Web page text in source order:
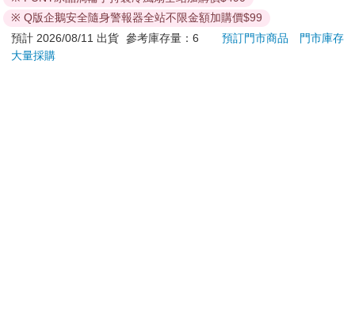
是您收到商品時的原始狀態（包含商品本體、配件、贈品、
保證書、所有附隨資料文件及原廠內外包裝…等），請勿直
接使用原廠包裝寄送，或於原廠包裝上黏貼紙張或書寫文
※ Q版企鵝安全隨身警報器全站不限金額加購價$99
預計 2026/08/11 出貨 參考庫存量：6 預訂門市商品
門市庫存
大量採購